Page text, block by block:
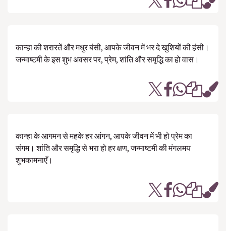
कान्हा की शरारतें और मधुर बंसी, आपके जीवन में भर दे खुशियों की हंसी।
जन्माष्टमी के इस शुभ अवसर पर, प्रेम, शांति और समृद्धि का हो वास।
कान्हा के आगमन से महके हर आंगन, आपके जीवन में भी हो प्रेम का
संगम। शांति और समृद्धि से भरा हो हर क्षण, जन्माष्टमी की मंगलमय
शुभकामनाएँ।